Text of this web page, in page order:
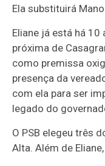
Ela substituirá
Eliane já está há 10
próxima de
como premissa
presença da
com ela para ser
legado do
O PSB elegeu três
Alta. Além de